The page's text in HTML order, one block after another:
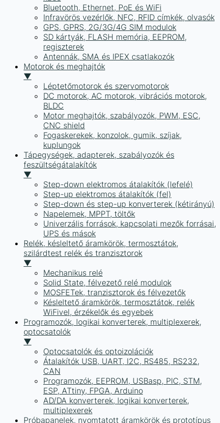
Bluetooth, Ethernet, PoE és WiFi
Infravörös vezérlők, NFC, RFID címkék, olvasók
GPS, GPRS, 2G/3G/4G SIM modulok
SD kártyák, FLASH memória, EEPROM,
regiszterek
Antennák, SMA és IPEX csatlakozók
Motorok és meghajtók
▼
Léptetőmotorok és szervomotorok
DC motorok, AC motorok, vibrációs motorok,
BLDC
Motor meghajtók, szabályozók, PWM, ESC,
CNC shield
Fogaskerekek, konzolok, gumik, szíjak,
kuplungok
Tápegységek, adapterek, szabályozók és
feszültségátalakítók
▼
Step-down elektromos átalakítók (lefelé)
Step-up elektromos átalakítók (fel)
Step-down és step-up konverterek (kétirányú)
Napelemek, MPPT, töltők
Univerzális források, kapcsolati mezők forrásai,
UPS és mások
Relék, késleltető áramkörök, termosztátok,
szilárdtest relék és tranzisztorok
▼
Mechanikus relé
Solid State, félvezető relé modulok
MOSFETek, tranzisztorok és félvezetők
Késleltető áramkörök, termosztátok, relék
WiFivel, érzékelők és egyebek
Programozók, logikai konverterek, multiplexerek,
optocsatolók
▼
Optocsatolók és optoizolációk
Átalakítók USB, UART, I2C, RS485, RS232,
CAN
Programozók, EEPROM, USBasp, PIC, STM,
ESP, ATtiny, FPGA, Arduino
AD/DA konverterek, logikai konverterek,
multiplexerek
Próbapanelek, nyomtatott áramkörök és prototípus